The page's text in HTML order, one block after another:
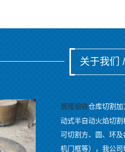
关于我们
景隆钢铁仓库切割加
动式半自动火焰切割
可切割方、圆、环
机门框等），我公